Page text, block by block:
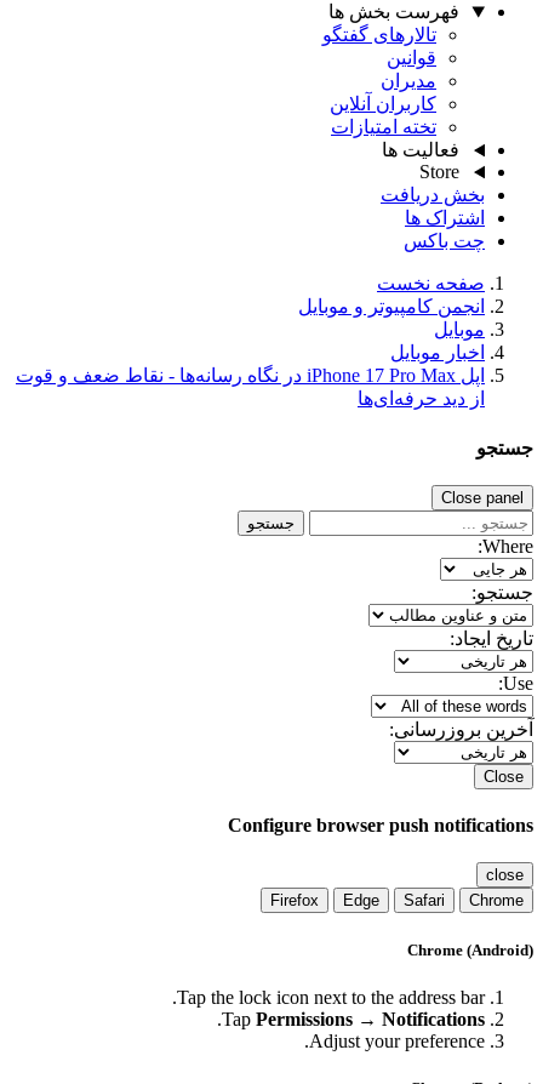
فهرست بخش ها
تالارهای گفتگو
قوانین
مدیران
کاربران آنلاین
تخته امتیازات
فعالیت ها
Store
بخش دریافت
اشتراک ها
چت باکس
صفحه نخست
انجمن کامپیوتر و موبایل
موبایل
اخبار موبایل
اپل iPhone 17 Pro Max در نگاه رسانه‌ها - نقاط ضعف و قوت
از دید حرفه‌ای‌ها
Close
جستجو
ایجاد:
بروزرسانی:
Configure browser push
Safari
Edge
Firefox
Chrome
Tap the lock icon next to the address bar.
TapPermissions → Notifications
.
Adjust your preference.